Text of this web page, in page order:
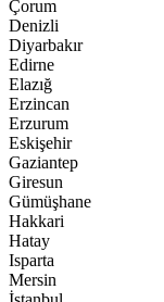
Çorum
Denizli
Diyarbakır
Edirne
Elazığ
Erzincan
Erzurum
Eskişehir
Gaziantep
Giresun
Gümüşhane
Hakkari
Hatay
Isparta
Mersin